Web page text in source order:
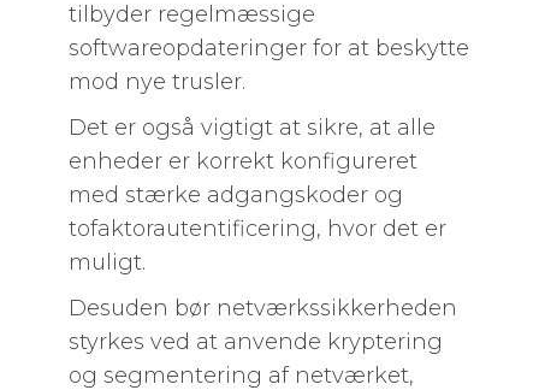
tilbyder regelmæssige
softwareopdateringer for at beskytte
mod nye trusler.
Det er også vigtigt at sikre, at alle
enheder er korrekt konfigureret
med stærke adgangskoder og
tofaktorautentificering, hvor det er
muligt.
Desuden bør netværkssikkerheden
styrkes ved at anvende kryptering
og segmentering af netværket,